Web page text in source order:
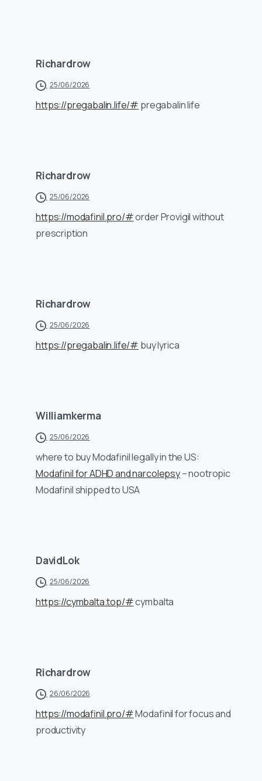
Richardrow
25/06/2026
https://pregabalin.life/# pregabalin life
Richardrow
25/06/2026
https://modafinil.pro/#order Provigil without
prescription
Richardrow
25/06/2026
https://pregabalin.life/# buy lyrica
Williamkerma
25/06/2026
where to buy Modafinil legally in the US:
Modafinil for ADHD and narcolepsy– nootropic
Modafinil shipped to USA
DavidLok
25/06/2026
https://cymbalta.top/#cymbalta
Richardrow
26/06/2026
https://modafinil.pro/#Modafinil for focus and
productivity